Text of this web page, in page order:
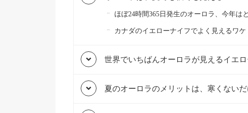
ほぼ24時間365日発生のオーロラ、今年は
カナダのイエローナイフでよく見えるワケ
世界でいちばんオーロラが見えるイエ
夏のオーロラのメリットは、寒くない